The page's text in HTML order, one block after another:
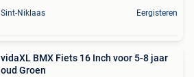
Sint-Niklaas Eergisteren
vidaXL BMX Fiets 16 Inch voor 5-8 jaar
oud Groen